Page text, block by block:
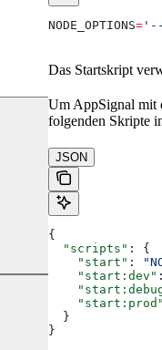
NODE_OPTIONS=
Das Startskript
Um AppSignal mit
folgenden Skripte
JSON
{
  "scripts"
: {
    "start"
:
    "start:dev"
    "start:prod"
  }
}